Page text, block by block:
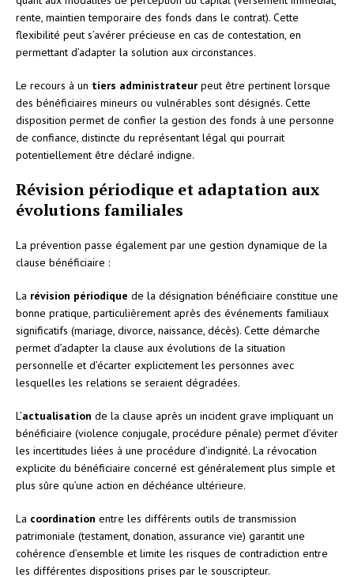
rente, maintien temporaire des fonds dans le contrat). Cette
flexibilité peut s’avérer précieuse en cas de contestation, en
permettant d’adapter la solution aux circonstances.
Le recours à un tiers administrateur peut être pertinent lorsque
des bénéficiaires mineurs ou vulnérables sont désignés. Cette
disposition permet de confier la gestion des fonds à une personne
de confiance, distincte du représentant légal qui pourrait
potentiellement être déclaré indigne.
Révision périodique et adaptation aux
évolutions familiales
La prévention passe également par une gestion dynamique de la
clause bénéficiaire :
La révision périodique de la désignation bénéficiaire constitue une
bonne pratique, particulièrement après des événements familiaux
significatifs (mariage, divorce, naissance, décès). Cette démarche
permet d’adapter la clause aux évolutions de la situation
personnelle et d’écarter explicitement les personnes avec
lesquelles les relations se seraient dégradées.
L’actualisation de la clause après un incident grave impliquant un
bénéficiaire (violence conjugale, procédure pénale) permet d’éviter
les incertitudes liées à une procédure d’indignité. La révocation
explicite du bénéficiaire concerné est généralement plus simple et
plus sûre qu’une action en déchéance ultérieure.
La coordination entre les différents outils de transmission
patrimoniale (testament, donation, assurance vie) garantit une
cohérence d’ensemble et limite les risques de contradiction entre
les différentes dispositions prises par le souscripteur.